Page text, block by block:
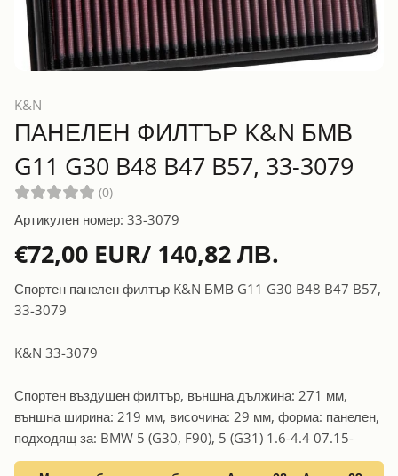
K&N
ПАНЕЛЕН ФИЛТЪР K&N БМВ
G11 G30 B48 B47 B57, 33-3079
(0)
Артикулен номер: 33-3079
€72,00 EUR/ 140,82 ЛВ.
Спортен панелен филтър K&N БМВ G11 G30 B48 B47 B57,
33-3079
K&N 33-3079
Спортен въздушен филтър, външна дължина: 271 мм,
външна ширина: 219 мм, височина: 29 мм, форма: панелен,
подходящ за: BMW 5 (G30, F90), 5 (G31) 1.6-4.4 07.15-